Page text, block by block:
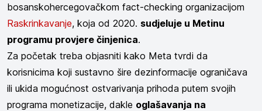
bosanskohercegovačkom fact-checking organizacijom
Raskrinkavanje, koja od 2020. sudjeluje u Metinu
programu provjere činjenica.
Za početak treba objasniti kako Meta tvrdi da
korisnicima koji sustavno šire dezinformacije ograničava
ili ukida mogućnost ostvarivanja prihoda putem svojih
programa monetizacije, dakle oglašavanja na